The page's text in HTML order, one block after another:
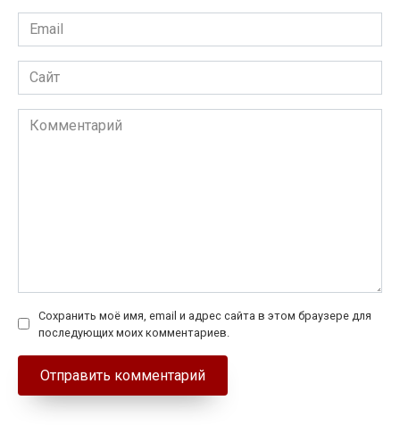
Email
*
Сайт
Комментарий
Сохранить моё имя, email и адрес сайта в этом браузере для
последующих моих комментариев.